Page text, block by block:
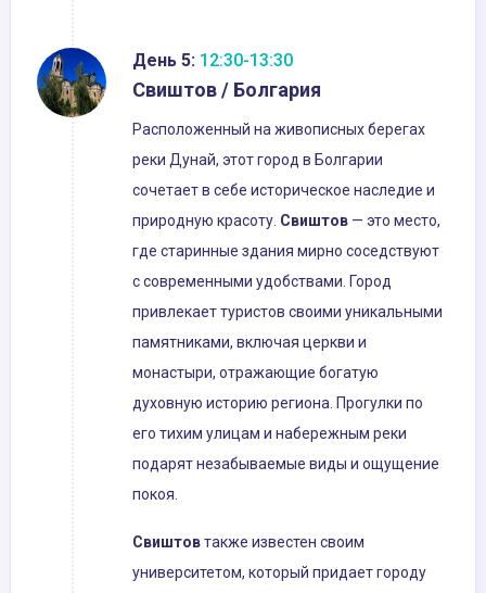
День 5: 12:30-13:30
Свиштов / Болгария
Расположенный на живописных берегах
реки Дунай, этот город в Болгарии
сочетает в себе историческое наследие и
природную красоту. Свиштов — это место,
где старинные здания мирно соседствуют
с современными удобствами. Город
привлекает туристов своими уникальными
памятниками, включая церкви и
монастыри, отражающие богатую
духовную историю региона. Прогулки по
его тихим улицам и набережным реки
подарят незабываемые виды и ощущение
покоя.
Свиштовтакже известен своим
университетом, который придает городу